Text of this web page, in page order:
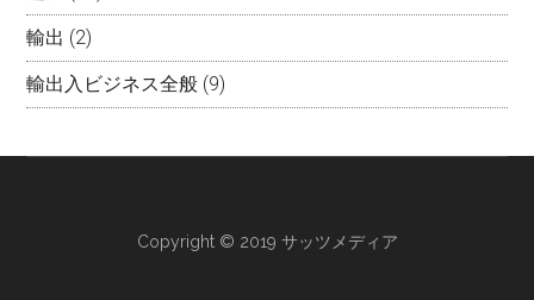
輸出 (2)
輸出入ビジネス全般 (9)
Copyright © 2019 サッツメディア